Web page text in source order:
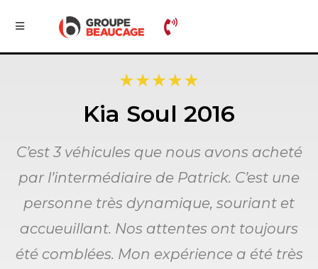
Kia Soul 2016
C’est 3 véhicules que nous avons acheté
par l’intermédiaire de Patrick. C’est une
personne très dynamique, souriant et
accueuillant. Nos attentes ont toujours
été comblées. Mon expérience a été très